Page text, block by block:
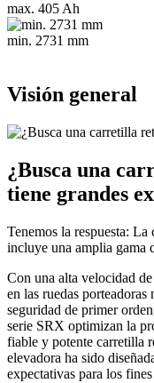
max. 405 Ah
min. 2731 mm
Visión general
¿Busca una
tiene grandes
Tenemos la respuesta:
incluye una amplia gama
Con una alta velocidad
en las ruedas porteadoras
seguridad de primer
serie SRX optimizan la
fiable y potente carretilla
elevadora ha sido
expectativas para los